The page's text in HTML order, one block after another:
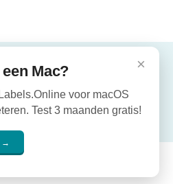
×
Mac?
voor macOS
Test 3 maanden gratis!
→